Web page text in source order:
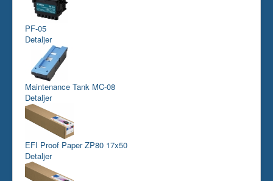
PF-05
Detaljer
Maintenance Tank MC-08
Detaljer
EFI Proof Paper ZP80 17x50
Detaljer